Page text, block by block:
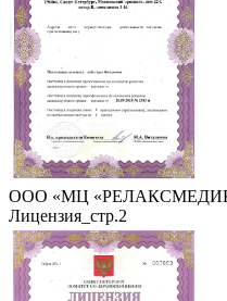
ООО «МЦ
Лицензия_стр.2